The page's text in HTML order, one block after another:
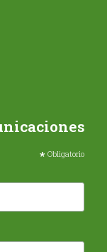
* Obligatorio